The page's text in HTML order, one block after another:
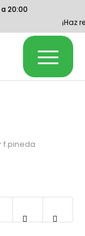
¡Haz
20:00
f.pineda